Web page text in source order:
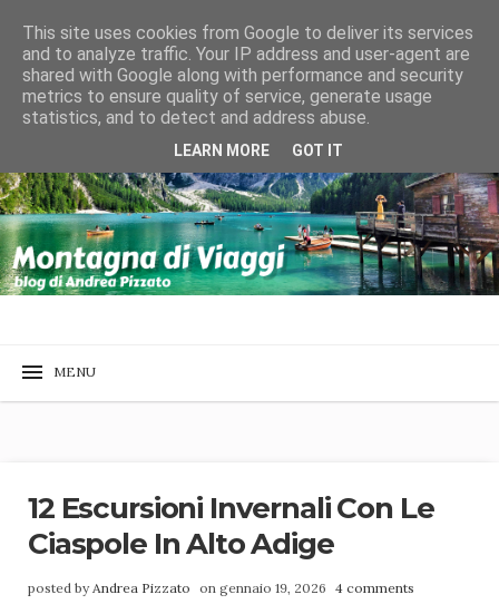
12 Escursioni Invernali Con Le
Ciaspole In Alto Adige
posted by Andrea Pizzato on gennaio 19, 2026 4 comments
This site uses cookies from Google to deliver its services
and to analyze traffic. Your IP address and user-agent are
shared with Google along with performance and security
metrics to ensure quality of service, generate usage
statistics, and to detect and address abuse.
LEARN MORE GOT IT